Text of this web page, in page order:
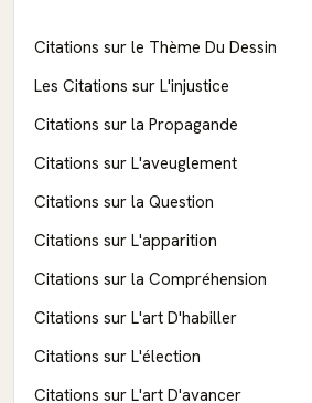
Citations sur le Thème Du Dessin
Les Citations sur L'injustice
Citations sur la Propagande
Citations sur L'aveuglement
Citations sur la Question
Citations sur L'apparition
Citations sur la Compréhension
Citations sur L'art D'habiller
Citations sur L'élection
Citations sur L'art D'avancer